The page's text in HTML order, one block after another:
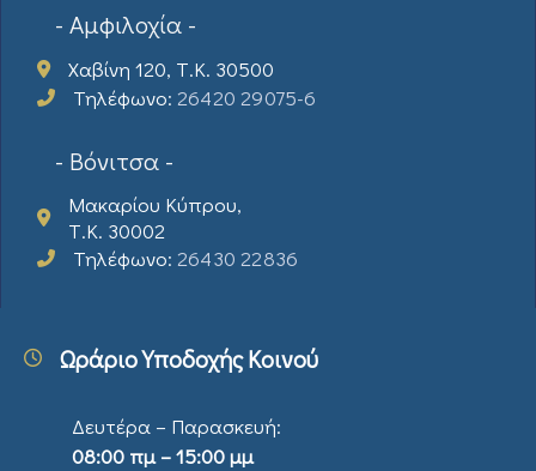
- Αμφιλοχία -
Χαβίνη 120, Τ.Κ. 30500
Τηλέφωνο: 26420 29075-6
- Βόνιτσα -
Μακαρίου Κύπρου,
Τ.Κ. 30002
Τηλέφωνο: 26430 22836
Ωράριο Υποδοχής Κοινού
Δευτέρα – Παρασκευή:
08:00 πμ – 15:00 μμ